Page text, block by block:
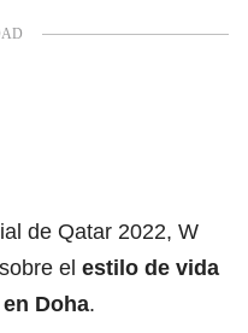
de Qatar 2022, W
el estilo de vida
Doha.